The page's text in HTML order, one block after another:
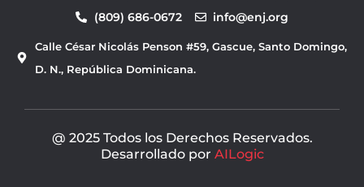
b
o
o
t
b
(809) 686-0672 info@enj.org
Calle César Nicolás Penson #59, Gascue, Santo Domingo,
D. N., República Dominicana.
@ 2025 Todos los Derechos Reservados.
Desarrollado por AILogic